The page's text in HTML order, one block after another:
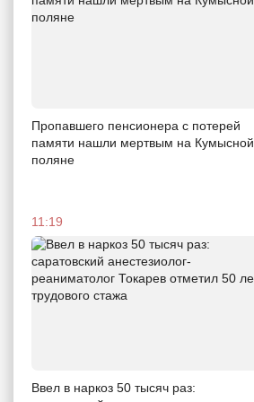
Пропавшего пенсионера с потерей
памяти нашли мертвым на Кумысной
поляне
11:19
Ввел в наркоз 50 тысяч раз: